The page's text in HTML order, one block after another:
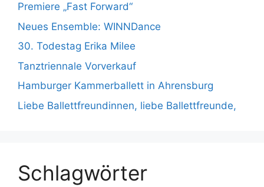
Premiere „Fast Forward“
Neues Ensemble: WINNDance
30. Todestag Erika Milee
Tanztriennale Vorverkauf
Hamburger Kammerballett in Ahrensburg
Liebe Ballettfreundinnen, liebe Ballettfreunde,
Schlagwörter